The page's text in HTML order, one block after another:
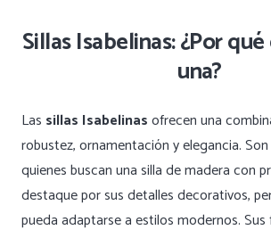
Sillas Isabelinas: ¿Por
una?
Las sillas Isabelinasofrecen una
robustez, ornamentación y elegancia.
quienes buscan una silla de madera con
destaque por sus detalles decorativos,
pueda adaptarse a estilos modernos.